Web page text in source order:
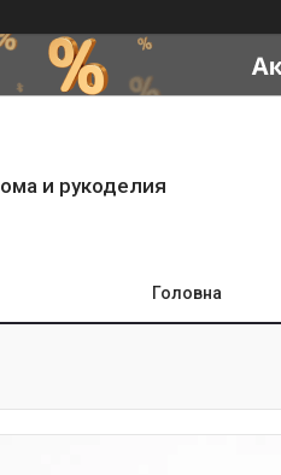
и рукоделия
Головна